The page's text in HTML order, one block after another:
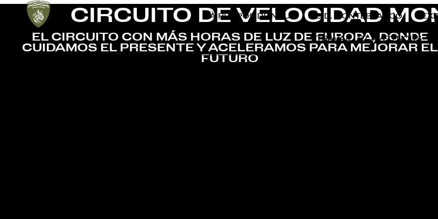
À PROPOS DE NOUS C.D. MONTEBLANCO
TRAVAILLEZ AVEC NOUS
CIRCUITO DE VELOCIDAD
EL CIRCUITO CON MÁS HORAS DE LUZ DE EUROPA, DONDE
CUIDAMOS EL PRESENTE Y ACELERAMOS PARA MEJORAR EL
FUTURO